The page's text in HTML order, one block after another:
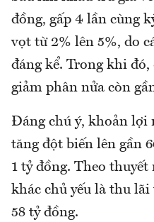
đồng, gấp 4 lần cùng
vọt từ 2% lên 5%, do
đáng kể. Trong khi
giảm phân nửa còn
Đáng chú ý, khoản lợi
tăng đột biến lên gần
1 tỷ đồng. Theo
khác chủ yếu là thu
58 tỷ đồng.